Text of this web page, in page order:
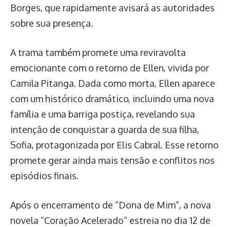
Borges, que rapidamente avisará as autoridades
sobre sua presença.
A trama também promete uma reviravolta
emocionante com o retorno de Ellen, vivida por
Camila Pitanga. Dada como morta, Ellen aparece
com um histórico dramático, incluindo uma nova
família e uma barriga postiça, revelando sua
intenção de conquistar a guarda de sua filha,
Sofia, protagonizada por Elis Cabral. Esse retorno
promete gerar ainda mais tensão e conflitos nos
episódios finais.
Após o encerramento de “Dona de Mim”, a nova
novela “Coração Acelerado” estreia no dia 12 de